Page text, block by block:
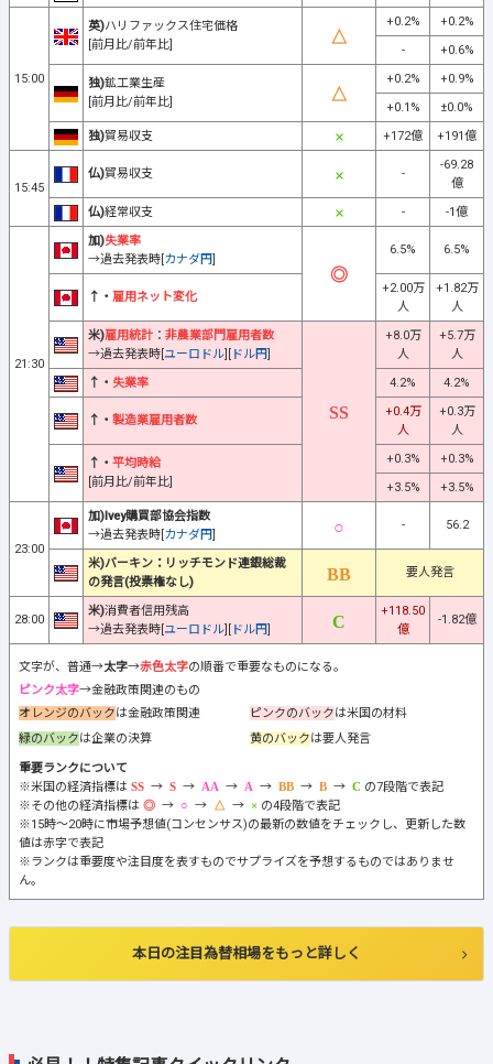
15:00
英)ハリファックス住宅価格
[前月比/前年比]
+0.2%
+0.2%
-
+0.6%
独)鉱工業生産
[前月比/前年比]
+0.2%
+0.9%
+0.1%
±0.0%
独)貿易収支 +172億 +191億
15:45
仏)貿易収支 -
-69.28
億
仏)経常収支 - -1億
21:30
加)失業率
→過去発表時[カナダ円]
6.5% 6.5%
↑・ 雇用ネット変化
+2.00万
人
+1.82万
人
米)雇用統計 ： 非農業部門雇用者数
→過去発表時[ユーロドル][ ドル円]
+8.0万
人
+5.7万
人
↑・ 失業率 4.2% 4.2%
↑・ 製造業雇用者数
+0.4万
人
+0.3万
人
↑・ 平均時給
[前月比/前年比]
+0.3%
+0.3%
+3.5%
+3.5%
23:00
加)Ivey購買部協会指数
→過去発表時[カナダ円]
- 56.2
米)バーキン：リッチモンド連銀総裁
の発言(投票権なし)
要人発言
28:00
米)消費者信用残高
→過去発表時[ユーロドル][ ドル円]
+118.50
億
-1.82億
文字が、普通→太字→赤色太字の順番で重要なものになる。
ピンク太字→金融政策関連のもの
オレンジのバックは金融政策関連 ピンクのバックは米国の材料
緑のバックは企業の決算 黄のバックは要人発言
重要ランクについて
※米国の経済指標は
→ → → → → →
の7段階で表記
※その他の経済指標は
→ → →
の4段階で表記
※15時～20時に市場予想値(コンセンサス)の最新の数値をチェックし、更新した数
値は赤字で表記
※ランクは重要度や注目度を表すものでサプライズを予想するものではありませ
ん。
本日の注目為替相場をもっと詳しく